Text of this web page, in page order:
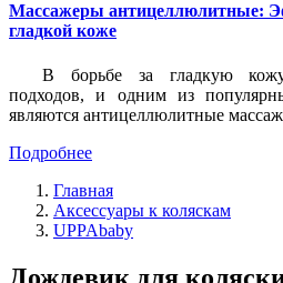
Массажеры антицеллюлитные:
гладкой коже
В борьбе за гладкую
подходов, и одним из
являются антицеллюлитные
Подробнее
Главная
Аксессуары к коляскам
UPPAbaby
Дождевик для